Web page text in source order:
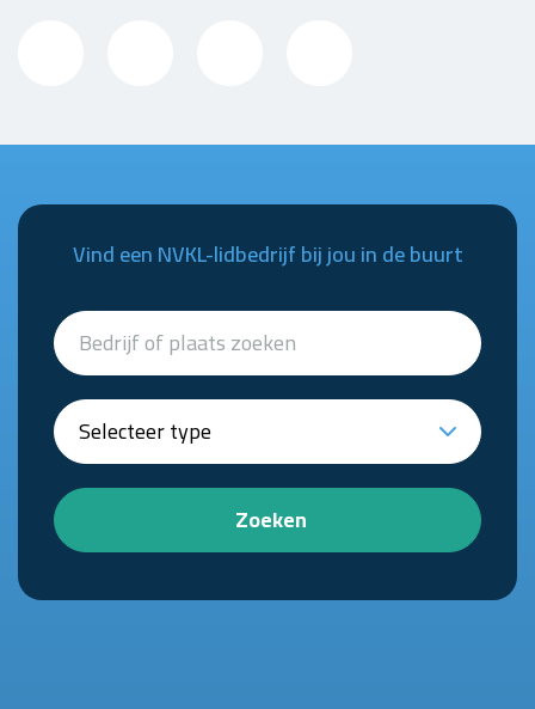
Vind een NVKL-lidbedrijf bij jou in de buurt
Zoeken